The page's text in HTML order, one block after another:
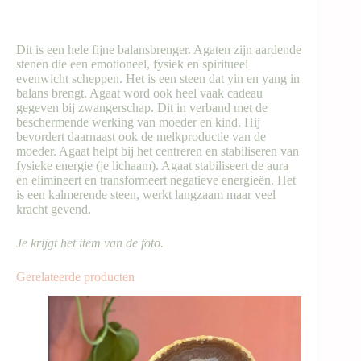
Dit is een hele fijne balansbrenger. Agaten zijn aardende
stenen die een emotioneel, fysiek en spiritueel
evenwicht scheppen. Het is een steen dat yin en yang in
balans brengt. Agaat word ook heel vaak cadeau
gegeven bij zwangerschap. Dit in verband met de
beschermende werking van moeder en kind. Hij
bevordert daarnaast ook de melkproductie van de
moeder. Agaat helpt bij het centreren en stabiliseren van
fysieke energie (je lichaam). Agaat stabiliseert de aura
en elimineert en transformeert negatieve energieën. Het
is een kalmerende steen, werkt langzaam maar veel
kracht gevend.
Je krijgt het item van de foto.
Gerelateerde producten